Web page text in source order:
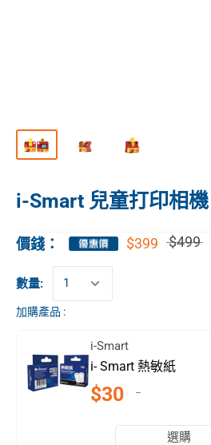
i-Smart 兒童打印相機
價錢： $399 $499
數量:
加購產品 :
選購
i-Smart
i- Smart 熱敏紙
$30